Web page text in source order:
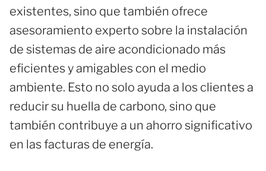
existentes, sino que también ofrece
asesoramiento experto sobre la instalación
de sistemas de aire acondicionado más
eficientes y amigables con el medio
ambiente. Esto no solo ayuda a los clientes a
reducir su huella de carbono, sino que
también contribuye a un ahorro significativo
en las facturas de energía.